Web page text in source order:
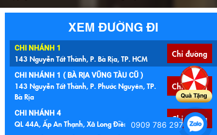
XEM ĐƯỜNG ĐI
CHI NHÁNH 1
143 Nguyễn Tất Thành, P. Bà Rịa, TP. HCM Chỉ đường
CHI NHÁNH 1 ( BÀ RỊA VŨNG TÀU CŨ )
143 Nguyễn Tất Thành, P. Phước Nguyên, TP.
Bà Rịa
Chỉ đường
CHI NHÁNH 4
QL 44A, Ấp An Thạnh, Xã Long Điền, TP. HCM Chỉ đường
Quà Tặng
0909 786 297